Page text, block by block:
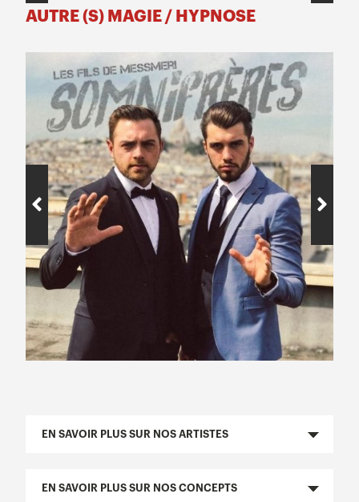
AUTRE (S) MAGIE / HYPNOSE
EN SAVOIR PLUS SUR NOS ARTISTES
EN SAVOIR PLUS SUR NOS CONCEPTS